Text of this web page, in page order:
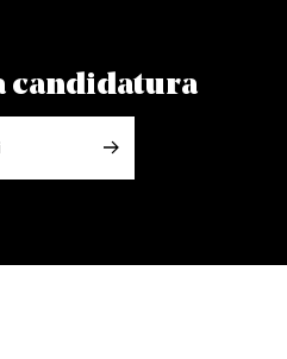
candidatura